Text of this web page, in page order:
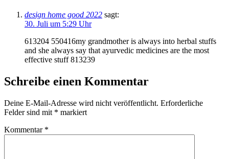
design home good 2022 sagt:
30. Juli um 5:29 Uhr
613204 550416my grandmother is always into herbal stuffs
and she always say that ayurvedic medicines are the most
effective stuff 813239
Schreibe einen Kommentar
Deine E-Mail-Adresse wird nicht veröffentlicht. Erforderliche
Felder sind mit * markiert
Kommentar *